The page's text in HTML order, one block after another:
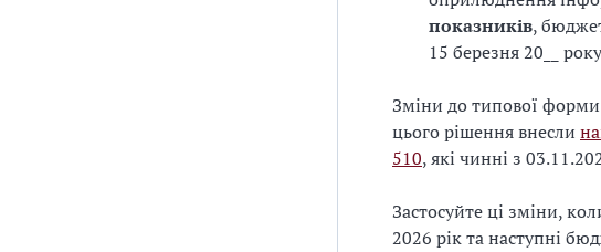
показників,
15 березня 20__
Зміни до типової
цього рішення внесли
510, які чинні з
Застосуйте ці зміни,
2026 рік та наступні